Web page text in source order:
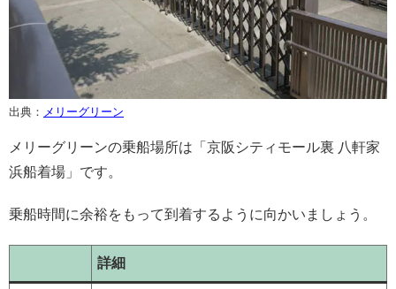
出典： メリーグリーン
メリーグリーンの乗船場所は「京阪シティモール裏 八軒家
浜船着場」です。
乗船時間に余裕をもって到着するように向かいましょう。
詳細